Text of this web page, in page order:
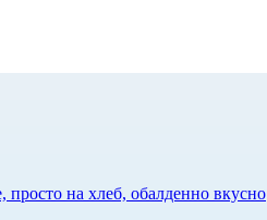
на хлеб, обалденно вкусно